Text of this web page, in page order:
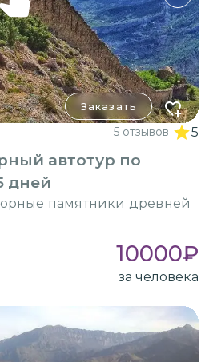
Заказать
5 отзывов 5
автотур по
дней
памятники древней
10000₽
за человека